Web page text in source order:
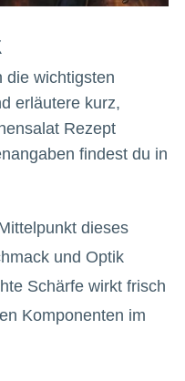
die wichtigsten
erläutere kurz,
Rezept
findest du in
dieses
und Optik
Schärfe wirkt frisch
Komponenten im